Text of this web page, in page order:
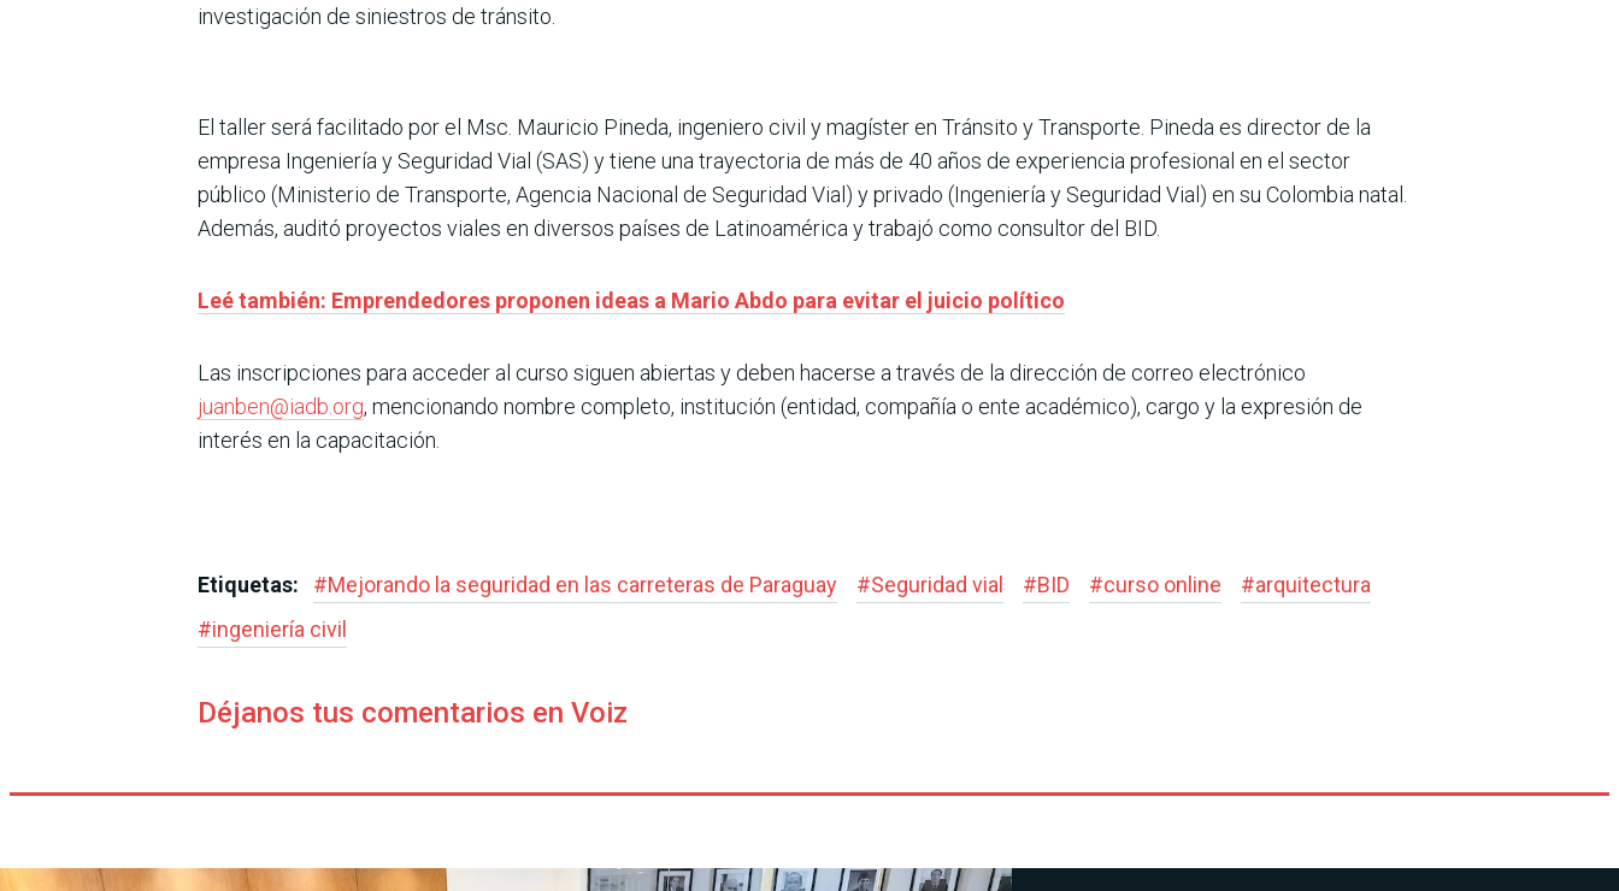
investigación de siniestros de tránsito.
El taller será facilitado por el Msc. Mauricio Pineda, ingeniero civil y magíster en Tránsito y Transporte. Pineda es director de la
empresa Ingeniería y Seguridad Vial (SAS) y tiene una trayectoria de más de 40 años de experiencia profesional en el sector
público (Ministerio de Transporte, Agencia Nacional de Seguridad Vial) y privado (Ingeniería y Seguridad Vial) en su Colombia natal.
Además, auditó proyectos viales en diversos países de Latinoamérica y trabajó como consultor del BID.
Leé también: Emprendedores proponen ideas a Mario Abdo para evitar el juicio político
Las inscripciones para acceder al curso siguen abiertas y deben hacerse a través de la dirección de correo electrónico
juanben@iadb.org, mencionando nombre completo, institución (entidad, compañía o ente académico), cargo y la expresión de
interés en la capacitación.
Etiquetas: #Mejorando la seguridad en las carreteras de Paraguay #Seguridad vial #BID #curso online #arquitectura
#ingeniería civil
Déjanos tus comentarios en Voiz